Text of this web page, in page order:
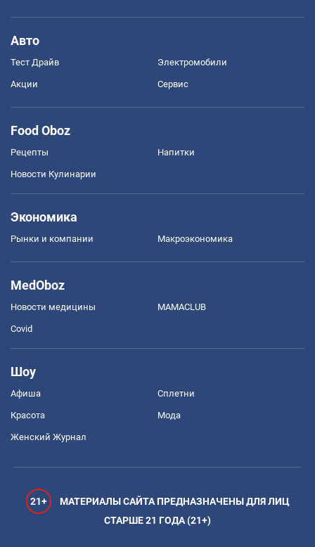
Авто
Тест Драйв Электромобили
Акции Сервис
Food Oboz
Рецепты Напитки
Новости Кулинарии
Экономика
Рынки и компании Mакроэкономика
MedOboz
Новости медицины MAMACLUB
Covid
Шоу
Афиша Сплетни
Красота Мода
Женский Журнал
21+
МАТЕРИАЛЫ САЙТА ПРЕДНАЗНАЧЕНЫ ДЛЯ ЛИЦ
СТАРШЕ 21 ГОДА (21+)